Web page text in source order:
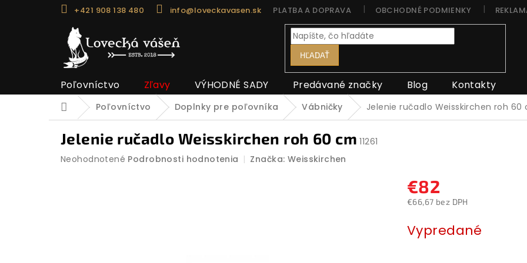
+421 908 138 480 info@loveckavasen.sk PLATBA A DOPRAVA OBCHODNÉ PODMIENKY
HĽADAŤ
Poľovníctvo Zľavy VÝHODNÉ SADY Predávané značky Blog Kontakty
DomovPoľovníctvo Doplnky pre poľovníka Vábničky Jelenie ručadlo Weisskirchen roh 60
Jelenie ručadlo Weisskirchen roh 60 cm 11261
Priemerné
Neohodnotené Podrobnosti hodnotenia Značka: Weisskirchen
€82
€66,67 bez DPH
cena:
Vypredané